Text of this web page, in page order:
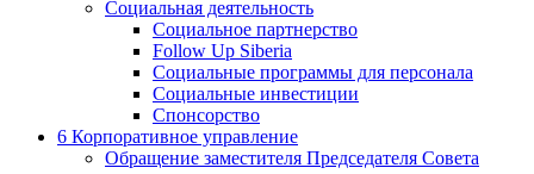
Социальная деятельность
Социальное партнерство
Follow Up Siberia
Социальные программы для персонала
Социальные инвестиции
Спонсорство
6 Корпоративное управление
Обращение заместителя Председателя Совета